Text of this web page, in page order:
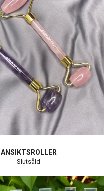
ANSIKTSROLLER
Slutsåld